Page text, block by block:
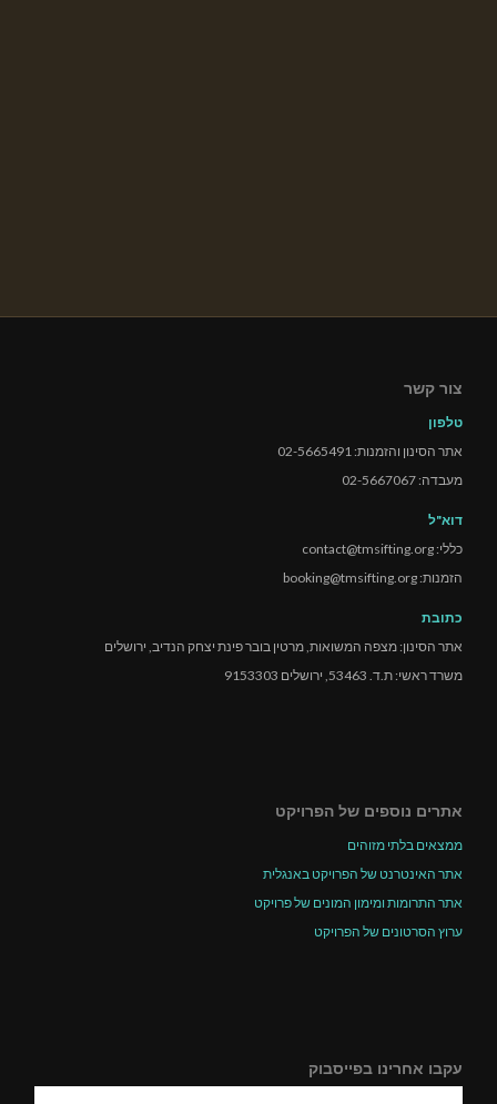
צור קשר
טלפון
אתר הסינון והזמנות: 02-5665491
מעבדה: 02-5667067
דוא"ל
כללי: contact@tmsifting.org
הזמנות: booking@tmsifting.org
כתובת
אתר הסינון: מצפה המשואות, מרטין בובר פינת יצחק הנדיב, ירושלים
משרד ראשי: ת.ד. 53463, ירושלים 9153303
אתרים נוספים של הפרויקט
ממצאים בלתי מזוהים
אתר האינטרנט של הפרויקט באנגלית
אתר התרומות ומימון המונים של פרויקט
ערוץ הסרטונים של הפרויקט
עקבו אחרינו בפייסבוק